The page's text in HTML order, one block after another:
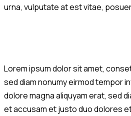
urna, vulputate at est vitae,
Lorem ipsum dolor sit amet,
sed diam nonumy eirmod tempor
dolore magna aliquyam erat, sed
et accusam et justo duo dolores